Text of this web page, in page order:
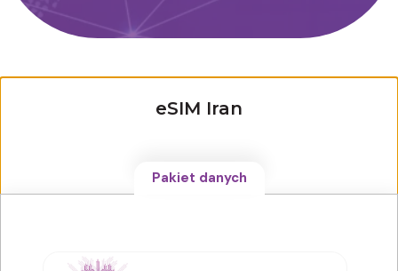
eSIM Iran
Pakiet danych